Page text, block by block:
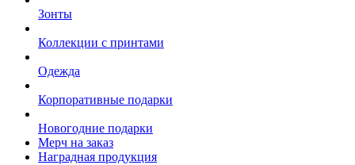
Зонты
Коллекции с принтами
Одежда
Корпоративные подарки
Новогодние подарки
Мерч на заказ
Наградная продукция